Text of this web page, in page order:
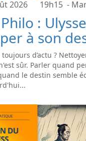
2026 19h15 -
:
à son
d’actu ?
sûr. Parler quand
le destin semble